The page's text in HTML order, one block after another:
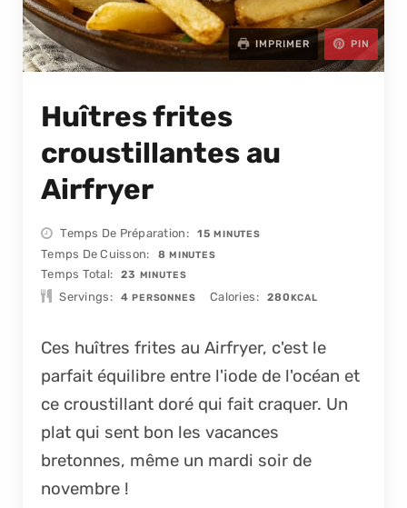
IMPRIMER PIN
Huîtres frites
croustillantes au
Airfryer
Temps De Préparation 15MINUTES
MINUTES
Temps De Cuisson 8 MINUTES
MINUTES
Temps Total 23 MINUTES
MINUTES
Servings 4 PERSONNES Calories 280KCAL
Ces huîtres frites au Airfryer, c'est le
parfait équilibre entre l'iode de l'océan et
ce croustillant doré qui fait craquer. Un
plat qui sent bon les vacances
bretonnes, même un mardi soir de
novembre !